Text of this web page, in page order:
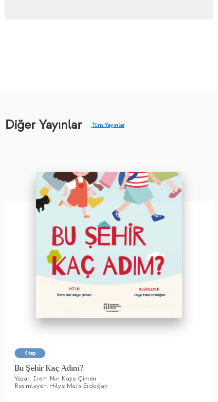
Diğer Yayınlar Tüm Yayınlar
Kitap
Bu Şehir Kaç Adım?
Yazar: İrem Nur Kaya Çimen
Resimleyen: Hilye Melis Erdoğan